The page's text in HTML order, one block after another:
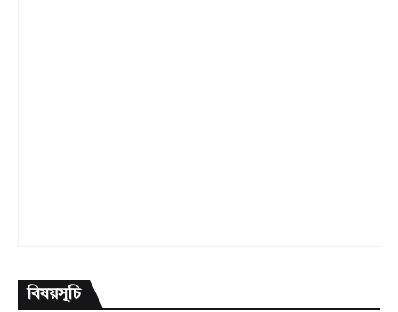
বিষয়সূচি